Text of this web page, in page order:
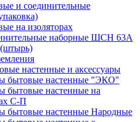
и соединительные
на изоляторах
наборные ШСН 63A
настенные и аксессуары
бытовые настенные "ЭКО"
бытовые настенные на
С-П
бытовые настенные Народные